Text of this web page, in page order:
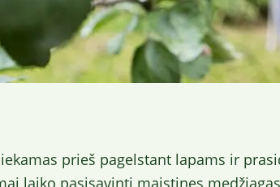
prieš pagelstant lapams ir
laiko pasisavinti maistines